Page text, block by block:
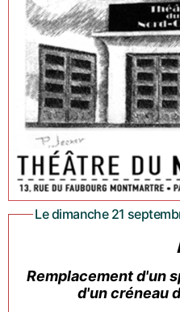
Le dimanche 21
Remplacement d'un
d'un créneau